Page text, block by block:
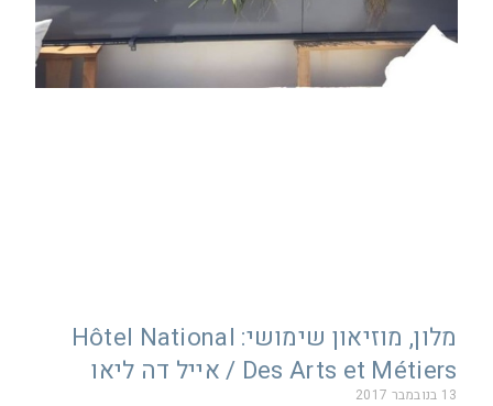
מלון, מוזיאון שימושי: Hôtel National
Des Arts et Métiers / אייל דה ליאו
13 בנובמבר 2017